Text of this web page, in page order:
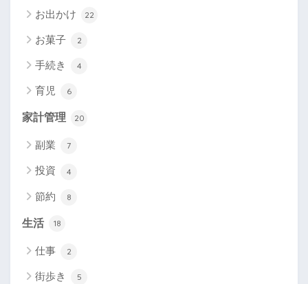
お出かけ 22
お菓子 2
手続き 4
育児 6
家計管理 20
副業 7
投資 4
節約 8
生活 18
仕事 2
街歩き 5